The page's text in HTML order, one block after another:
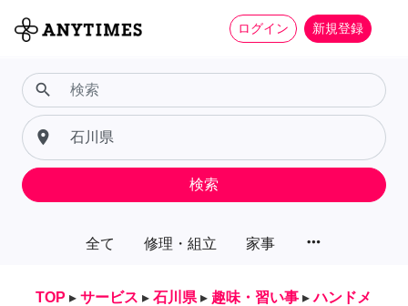
ログイン 新規登録
全て 修理・組立 家事 more_horiz
search
place
検索
TOP ▸ サービス ▸ 石川県 ▸ 趣味・習い事 ▸ ハンドメ